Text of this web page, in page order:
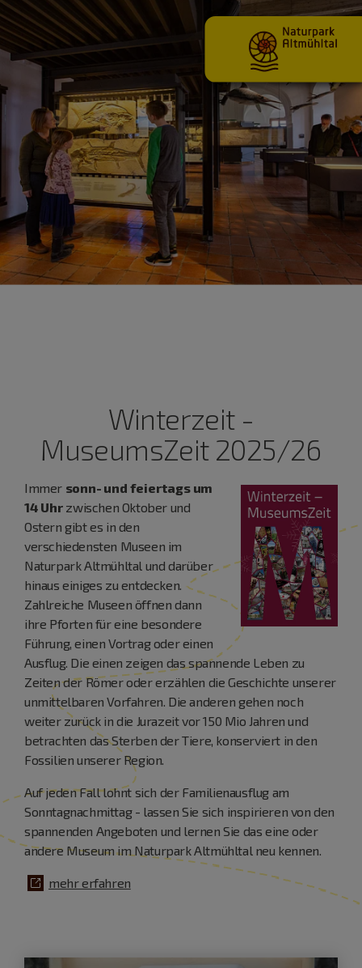
Winterzeit -
MuseumsZeit 2025/26
Immer sonn- und feiertags um
14 Uhrzwischen Oktober und
Ostern gibt es in den
verschiedensten Museen im
Naturpark Altmühltal und darüber
hinaus einiges zu entdecken.
Zahlreiche Museen öffnen dann
ihre Pforten für eine besondere
Führung, einen Vortrag oder einen
Ausflug. Die einen zeigen das spannende Leben zu
Zeiten der Römer oder erzählen die Geschichte unserer
unmittelbaren Vorfahren. Die anderen gehen noch
weiter zurück in die Jurazeit vor 150 Mio Jahren und
betrachten das Sterben der Tiere, konserviert in den
Fossilien unserer Region.
Auf jeden Fall lohnt sich der Familienausflug am
Sonntagnachmittag - lassen Sie sich inspirieren von den
spannenden Angeboten und lernen Sie das eine oder
andere Museum im Naturpark Altmühltal neu kennen.
mehr erfahren